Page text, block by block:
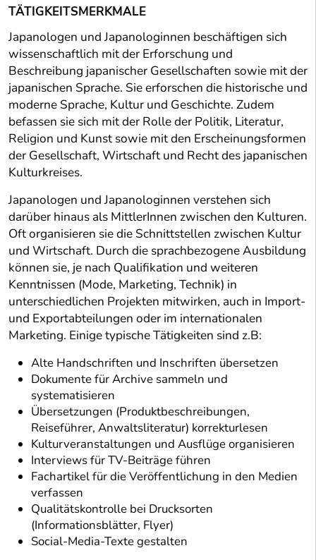
TÄTIGKEITSMERKMALE
Japanologen und Japanologinnen beschäftigen sich
wissenschaftlich mit der Erforschung und
Beschreibung japanischer Gesellschaften sowie mit der
japanischen Sprache. Sie erforschen die historische und
moderne Sprache, Kultur und Geschichte. Zudem
befassen sie sich mit der Rolle der Politik, Literatur,
Religion und Kunst sowie mit den Erscheinungsformen
der Gesellschaft, Wirtschaft und Recht des japanischen
Kulturkreises.
Japanologen und Japanologinnen verstehen sich
darüber hinaus als MittlerInnen zwischen den Kulturen.
Oft organisieren sie die Schnittstellen zwischen Kultur
und Wirtschaft. Durch die sprachbezogene Ausbildung
können sie, je nach Qualifikation und weiteren
Kenntnissen (Mode, Marketing, Technik) in
unterschiedlichen Projekten mitwirken, auch in Import-
und Exportabteilungen oder im internationalen
Marketing. Einige typische Tätigkeiten sind z.B:
Alte Handschriften und Inschriften übersetzen
Dokumente für Archive sammeln und
systematisieren
Übersetzungen (Produktbeschreibungen,
Reiseführer, Anwaltsliteratur) korrekturlesen
Kulturveranstaltungen und Ausflüge organisieren
Interviews für TV-Beiträge führen
Fachartikel für die Veröffentlichung in den Medien
verfassen
Qualitätskontrolle bei Drucksorten
(Informationsblätter, Flyer)
Social-Media-Texte gestalten